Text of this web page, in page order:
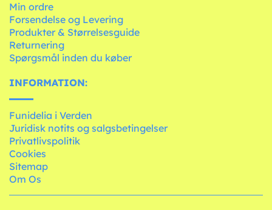
Min ordre
Forsendelse og Levering
Produkter & Størrelsesguide
Returnering
Spørgsmål inden du køber
INFORMATION:
Funidelia i Verden
Juridisk notits og salgsbetingelser
Privatlivspolitik
Cookies
Sitemap
Om Os